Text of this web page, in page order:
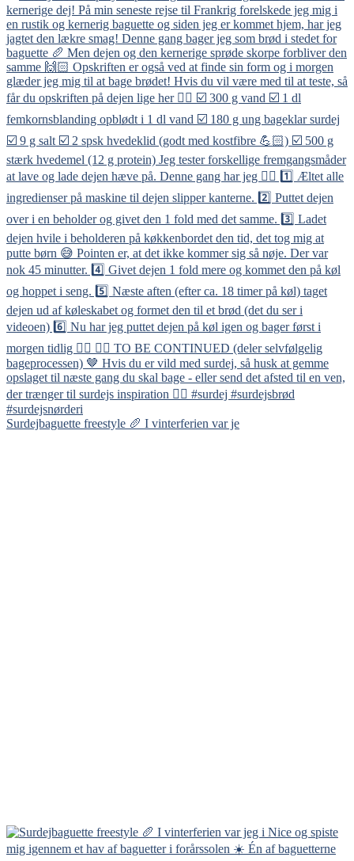
Surdejbaguette freestyle 🥖 I vinterferien var je